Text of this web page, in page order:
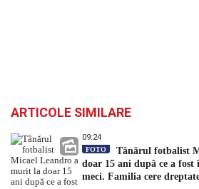
ARTICOLE SIMILARE
09:24
FOTO
Tânărul fotbalist
doar 15 ani după ce a
meci. Familia cere